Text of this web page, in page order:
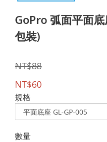
GoPro 弧面平面
包裝)
NT$88
NT$60
規格
數量